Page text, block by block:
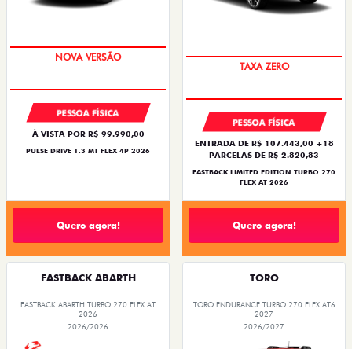
PREÇO IMPERDÍVEL
PESSOA FÍSICA
À VISTA POR R$ 99.990,00
PULSE DRIVE 1.3 MT FLEX 4P 2026
Quero agora!
PREÇO IMPERDÍVEL
PESSOA FÍSICA
ENTRADA DE R$ 107.443,00 +18
PARCELAS DE R$ 2.820,83
FASTBACK LIMITED EDITION TURBO 270
FLEX AT 2026
Quero agora!
FASTBACK ABARTH
FASTBACK ABARTH TURBO 270 FLEX AT
2026
2026/2026
TORO
TORO ENDURANCE TURBO 270 FLEX AT6
2027
2026/2027